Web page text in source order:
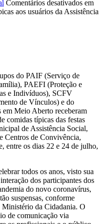
Comentários desativados em
aos usuários da Assistência
do PAIF (Serviço de
PAEFI (Proteção e
e Indivíduos), SCFV
de Vínculos) e do
em Meio Aberto receberam
comidas típicas das festas
de Assistência Social,
Centros de Convivência,
entre os dias 22 e 24 de julho,
todos os anos, visto sua
dos participantes dos
do novo coronavírus,
suspensas, conforme
Ministério da Cidadania. O
de comunicação via